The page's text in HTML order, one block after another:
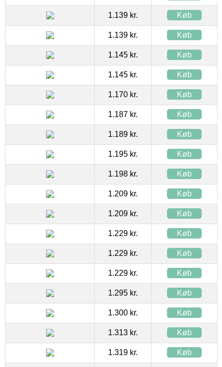
1.139 kr. Køb
1.139 kr. Køb
1.145 kr. Køb
1.145 kr. Køb
1.170 kr. Køb
1.187 kr. Køb
1.189 kr. Køb
1.195 kr. Køb
1.198 kr. Køb
1.209 kr. Køb
1.209 kr. Køb
1.229 kr. Køb
1.229 kr. Køb
1.229 kr. Køb
1.295 kr. Køb
1.300 kr. Køb
1.313 kr. Køb
1.319 kr. Køb